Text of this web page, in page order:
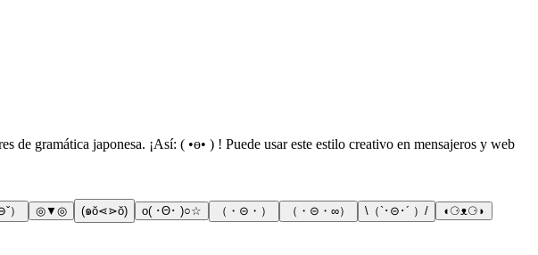
gramática japonesa. ¡Así: ( •ө• ) ! Puede usar este estilo creativo en mensajeros y web
） ◎▼◎ (๑ŏ⋖⋗ŏ) o( ･Θ･ )○☆ （・⊝・） （・⊝・∞） \（`･⊝･´ ）/ ◖⚆ᴥ⚆◗